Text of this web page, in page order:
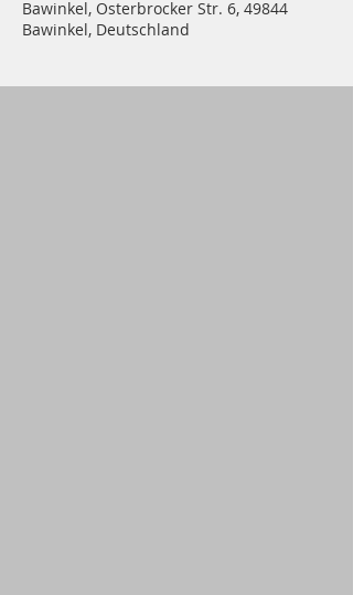
Bawinkel, Osterbrocker Str. 6, 49844
Bawinkel, Deutschland